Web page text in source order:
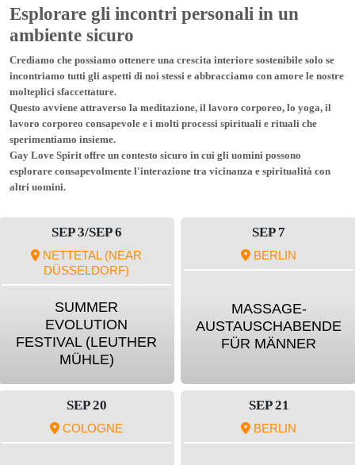
Esplorare gli incontri personali in un
ambiente sicuro
Crediamo che possiamo ottenere una crescita interiore sostenibile solo se
incontriamo tutti gli aspetti di noi stessi e abbracciamo con amore le nostre
molteplici sfaccettature.
Questo avviene attraverso la meditazione, il lavoro corporeo, lo yoga, il
lavoro corporeo consapevole e i molti processi spirituali e rituali che
sperimentiamo insieme.
Gay Love Spirit offre un contesto sicuro in cui gli uomini possono
esplorare consapevolmente l'interazione tra vicinanza e spiritualità con
altri uomini.
SEP 3/SEP 6
NETTETAL (NEAR
DÜSSELDORF)
SUMMER
EVOLUTION
FESTIVAL (LEUTHER
MÜHLE)
SEP 7
BERLIN
MASSAGE-
AUSTAUSCHABENDE
FÜR MÄNNER
SEP 20
COLOGNE
SEP 21
BERLIN